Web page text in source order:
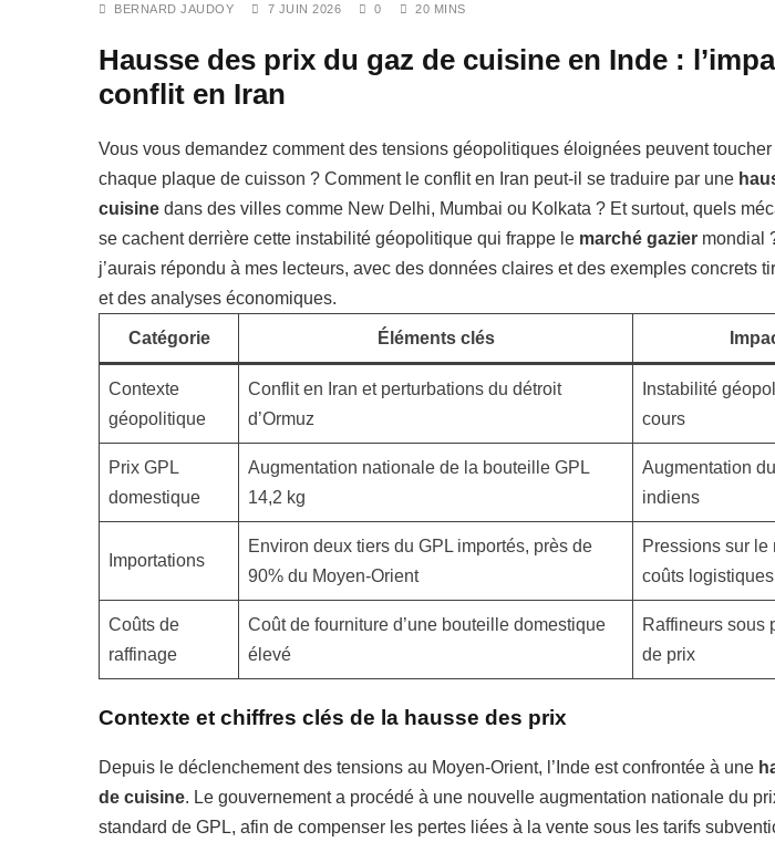
BERNARD JAUDOY 7 JUIN 2026 0 20 MINS
Hausse des prix du gaz de cuisine en Inde :
conflit en Iran
Vous vous demandez comment des tensions géopolitiques éloignées peuvent
chaque plaque de cuisson ? Comment le conflit en Iran peut-il se traduire par une
cuisine dans des villes comme New Delhi, Mumbai ou Kolkata ? Et surtout, quels
se cachent derrière cette instabilité géopolitique qui frappe le marché gazier mondial
j’aurais répondu à mes lecteurs, avec des données claires et des exemples concrets
et des analyses économiques.
Catégorie Éléments clés
Contexte
géopolitique
Conflit en Iran et perturbations du détroit
d’Ormuz
Instabilité
cours
Prix GPL
domestique
Augmentation nationale de la bouteille GPL
14,2 kg
Augmentation
indiens
Importations
Environ deux tiers du GPL importés, près de
90% du Moyen-Orient
Pressions sur le
coûts logistiques
Coûts de
raffinage
Coût de fourniture d’une bouteille domestique
élevé
Raffineurs sous
de prix
Contexte et chiffres clés de la hausse des prix
Depuis le déclenchement des tensions au Moyen-Orient, l’Inde est confrontée à une
de cuisine. Le gouvernement a procédé à une nouvelle augmentation nationale du
standard de GPL, afin de compenser les pertes liées à la vente sous les tarifs